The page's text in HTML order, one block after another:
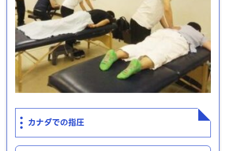
カナダでの指圧